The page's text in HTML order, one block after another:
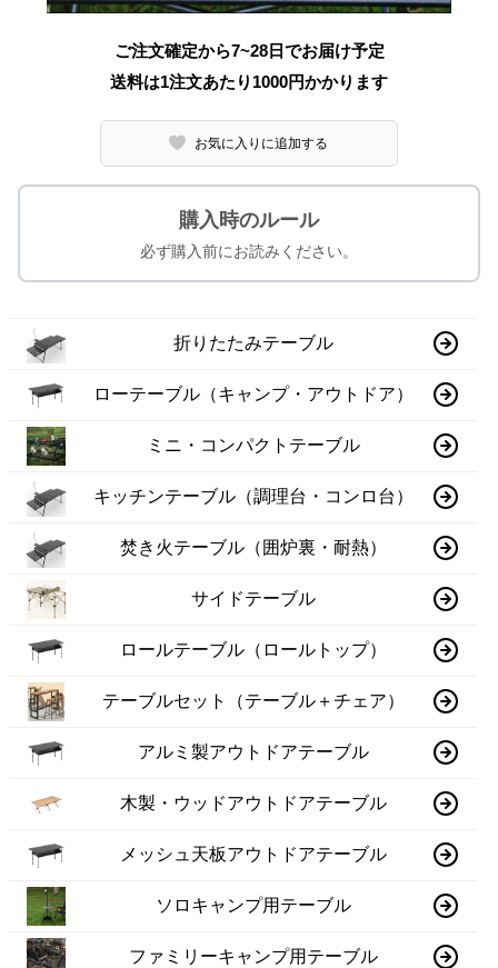
ご注文確定から7~28日でお届け予定
送料は1注文あたり 1000円かかります
お気に入りに追加する
購入時のルール
必ず購入前にお読みください。
折りたたみテーブル
ローテーブル（キャンプ・アウトドア）
ミニ・コンパクトテーブル
キッチンテーブル（調理台・コンロ台）
焚き火テーブル（囲炉裏・耐熱）
サイドテーブル
ロールテーブル（ロールトップ）
テーブルセット（テーブル＋チェア）
アルミ製アウトドアテーブル
木製・ウッドアウトドアテーブル
メッシュ天板アウトドアテーブル
ソロキャンプ用テーブル
ファミリーキャンプ用テーブル